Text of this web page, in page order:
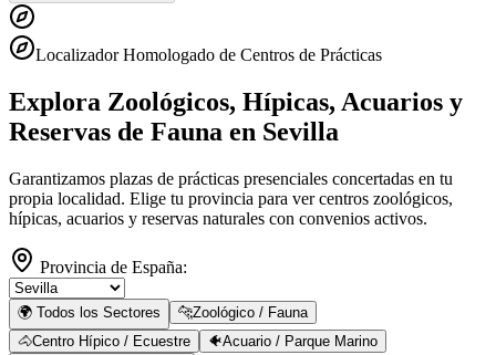
Localizador Homologado de Centros de Prácticas
Explora Zoológicos, Hípicas, Acuarios y
Reservas de Fauna en Sevilla
Garantizamos plazas de prácticas presenciales concertadas en tu
propia localidad. Elige tu provincia para ver centros zoológicos,
hípicas, acuarios y reservas naturales con convenios activos.
Provincia de España:
🌍 Todos los Sectores 🐆Zoológico / Fauna
🐴Centro Hípico / Ecuestre 🐠Acuario / Parque Marino